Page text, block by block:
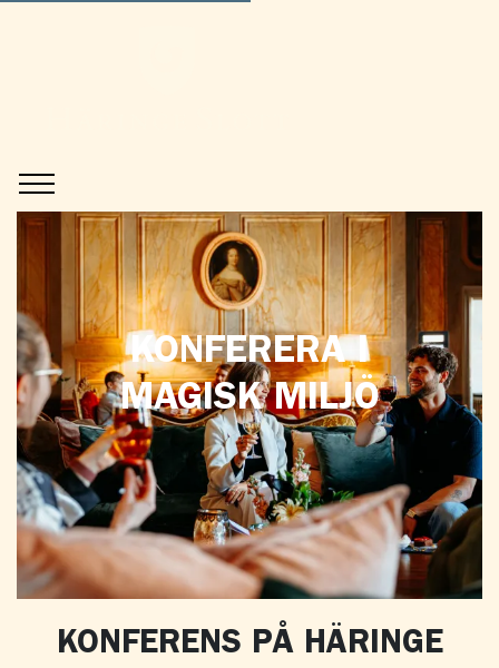
KONFERERA I
MAGISK MILJÖ
KONFERENS PÅ HÄRINGE